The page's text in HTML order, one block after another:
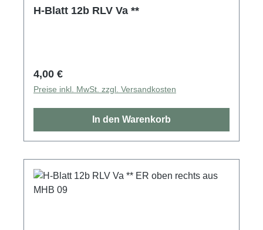
H-Blatt 12b RLV Va **
Regulärer Preis:
4,00 €
Preise inkl. MwSt. zzgl. Versandkosten
In den Warenkorb